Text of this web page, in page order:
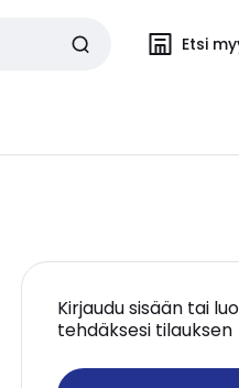
Etsi
Kirjaudu sisään tai
tehdäksesi tilauksen